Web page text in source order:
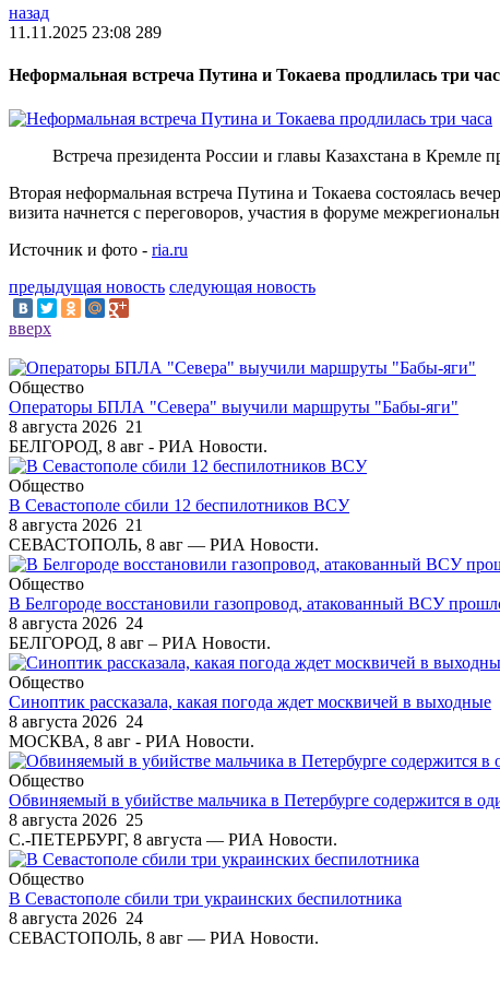
назад
11.11.2025 23:08 289
Неформальная встреча Путина и Токаева продлилась три
Встреча президента России и главы Казахстана в Кремле
Вторая неформальная встреча Путина и Токаева состоялась
визита начнется с переговоров, участия в форуме
Источник и фото - ria.ru
предыдущая новость следующая новость
вверх
Общество
Операторы БПЛА "Севера" выучили маршруты "Бабы-яги"
8 августа 2026 21
БЕЛГОРОД, 8 авг - РИА Новости.
Общество
В Севастополе сбили 12 беспилотников ВСУ
8 августа 2026 21
СЕВАСТОПОЛЬ, 8 авг — РИА Новости.
Общество
В Белгороде восстановили газопровод, атакованный ВСУ
8 августа 2026 24
БЕЛГОРОД, 8 авг – РИА Новости.
Общество
Синоптик рассказала, какая погода ждет москвичей в выходные
8 августа 2026 24
МОСКВА, 8 авг - РИА Новости.
Общество
Обвиняемый в убийстве мальчика в Петербурге содержится в
8 августа 2026 25
С.-ПЕТЕРБУРГ, 8 августа — РИА Новости.
Общество
В Севастополе сбили три украинских беспилотника
8 августа 2026 24
СЕВАСТОПОЛЬ, 8 авг — РИА Новости.